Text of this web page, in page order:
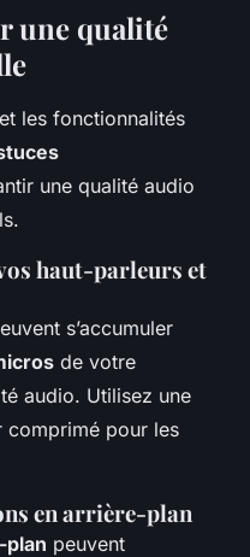
une qualité
les fonctionnalités
une qualité audio
haut-parleurs et
s’accumuler
de votre
audio. Utilisez une
comprimé pour les
en arrière-plan
plan peuvent